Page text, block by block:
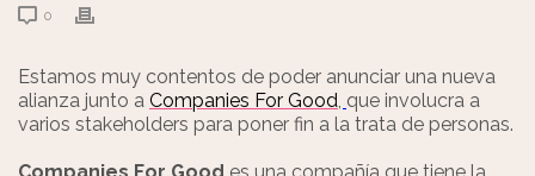
0
Estamos muy contentos de poder anunciar una nueva
alianza junto a Companies For Good, que involucra a
varios stakeholders para poner fin a la trata de personas.